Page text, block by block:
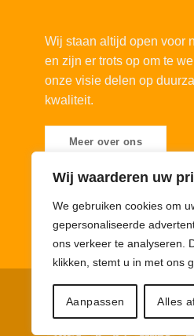
Wij waarderen uw
We gebruiken cookies om
gepersonaliseerde
ons verkeer te analyseren.
klikken, stemt u in met ons
Aanpassen Alles
Wij staan altijd open voor
en zijn er trots op om te
onze visie delen op
kwaliteit.
Meer over ons
Privacybeleid Cookiebeleid